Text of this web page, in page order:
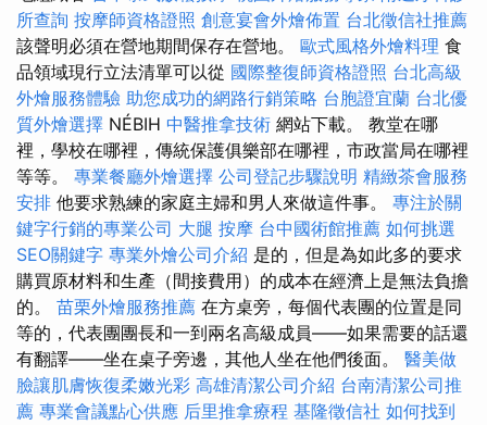
所查詢 按摩師資格證照 創意宴會外燴佈置 台北徵信社推薦
該聲明必須在營地期間保存在營地。 歐式風格外燴料理 食
品領域現行立法清單可以從 國際整復師資格證照 台北高級
外燴服務體驗 助您成功的網路行銷策略 台胞證宜蘭 台北優
質外燴選擇 NÉBIH 中醫推拿技術 網站下載。 教堂在哪
裡，學校在哪裡，傳統保護俱樂部在哪裡，市政當局在哪裡
等等。 專業餐廳外燴選擇 公司登記步驟說明 精緻茶會服務
安排 他要求熟練的家庭主婦和男人來做這件事。 專注於關
鍵字行銷的專業公司 大腿 按摩 台中國術館推薦 如何挑選
SEO關鍵字 專業外燴公司介紹 是的，但是為如此多的要求
購買原材料和生產（間接費用）的成本在經濟上是無法負擔
的。 苗栗外燴服務推薦 在方桌旁，每個代表團的位置是同
等的，代表團團長和一到兩名高級成員——如果需要的話還
有翻譯——坐在桌子旁邊，其他人坐在他們後面。 醫美做
臉讓肌膚恢復柔嫩光彩 高雄清潔公司介紹 台南清潔公司推
薦 專業會議點心供應 后里推拿療程 基隆徵信社 如何找到